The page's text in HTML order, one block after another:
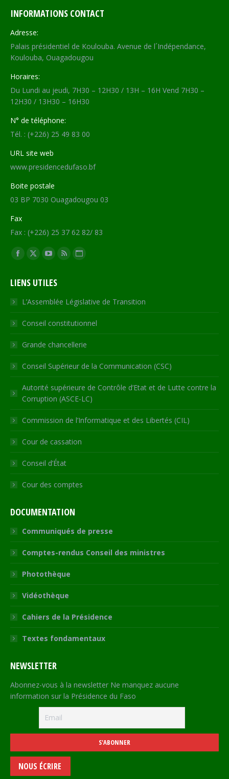
INFORMATIONS CONTACT
Adresse:
Palais présidentiel de Koulouba. Avenue de l´Indépendance,
Koulouba, Ouagadougou
Horaires:
Du Lundi au jeudi, 7H30 – 12H30 / 13H – 16H Vend 7H30 –
12H30 / 13H30 – 16H30
N° de téléphone:
Tél. : (+226) 25 49 83 00
URL site web
www.presidencedufaso.bf
Boite postale
03 BP 7030 Ouagadougou 03
Fax
Fax : (+226) 25 37 62 82/ 83
Trouvez nous sur :
Facebook
opens
in
new
window
X
opens
in
new
window
YouTube
opens
in
new
window
RSS
in
new
window
Site
opens
in
new
LIENS UTILES
L’Assemblée Législative de Transition
Conseil constitutionnel
Grande chancellerie
Conseil Supérieur de la Communication (CSC)
Autorité supérieure de Contrôle d’Etat et de Lutte contre la
Corruption (ASCE-LC)
Commission de l’Informatique et des Libertés (CIL)
Cour de cassation
Conseil d’État
Cour des comptes
DOCUMENTATION
Communiqués de presse
Comptes-rendus Conseil des ministres
Photothèque
Vidéothèque
Cahiers de la Présidence
Textes fondamentaux
NEWSLETTER
Abonnez-vous à la newsletter Ne manquez aucune
information sur la Présidence du Faso
NOUS ÉCRIRE